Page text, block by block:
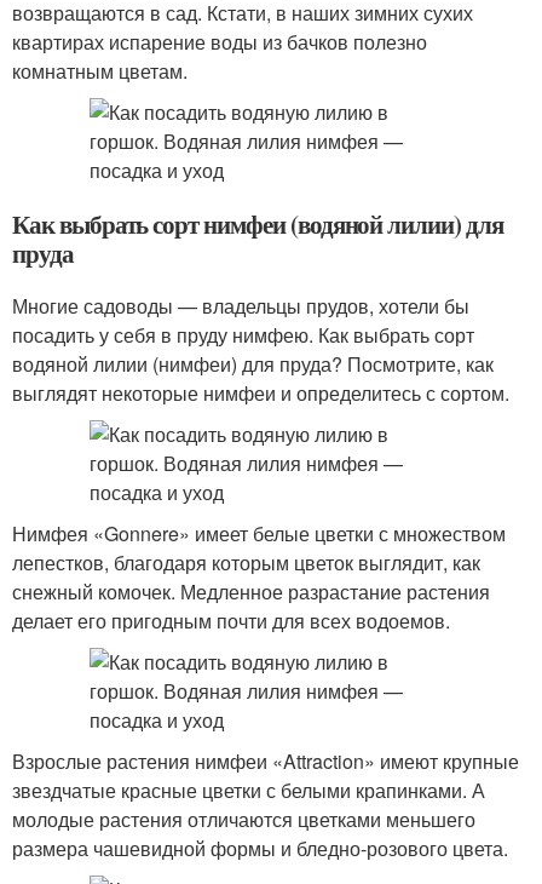
возвращаются в сад. Кстати, в наших зимних сухих
квартирах испарение воды из бачков полезно
комнатным цветам.
Как выбрать сорт нимфеи (водяной лилии) для
пруда
Многие садоводы — владельцы прудов, хотели бы
посадить у себя в пруду нимфею. Как выбрать сорт
водяной лилии (нимфеи) для пруда? Посмотрите, как
выглядят некоторые нимфеи и определитесь с сортом.
Нимфея «Gonnere» имеет белые цветки с множеством
лепестков, благодаря которым цветок выглядит, как
снежный комочек. Медленное разрастание растения
делает его пригодным почти для всех водоемов.
Взрослые растения нимфеи «Attraction» имеют крупные
звездчатые красные цветки с белыми крапинками. А
молодые растения отличаются цветками меньшего
размера чашевидной формы и бледно-розового цвета.